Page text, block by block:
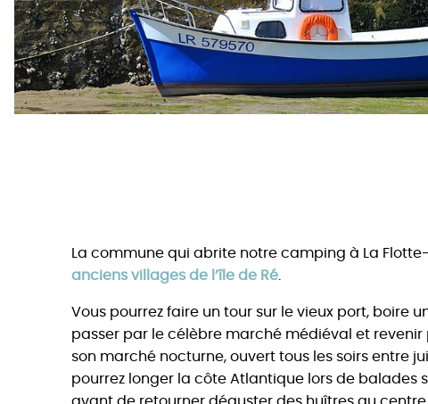
La commune qui abrite notre camping à La
anciens villages de l’île de Ré
Vous pourrez faire un tour sur le vieux port, boire
passer par le célèbre marché médiéval et
son marché nocturne, ouvert tous les soirs entre
pourrez longer la côte Atlantique lors de balades